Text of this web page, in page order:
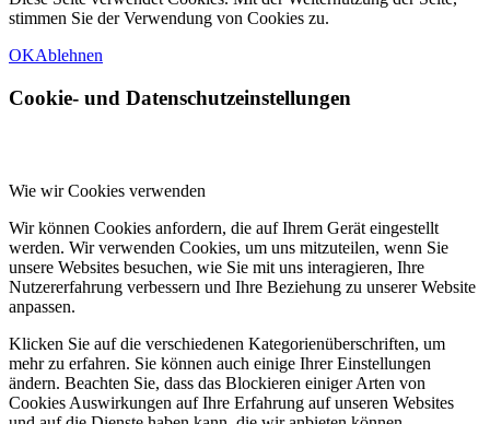
stimmen Sie der Verwendung von Cookies zu.
OKAblehnen
Cookie- und Datenschutzeinstellungen
Wie wir Cookies verwenden
Wir können Cookies anfordern, die auf Ihrem Gerät eingestellt
werden. Wir verwenden Cookies, um uns mitzuteilen, wenn Sie
unsere Websites besuchen, wie Sie mit uns interagieren, Ihre
Nutzererfahrung verbessern und Ihre Beziehung zu unserer Website
anpassen.
Klicken Sie auf die verschiedenen Kategorienüberschriften, um
mehr zu erfahren. Sie können auch einige Ihrer Einstellungen
ändern. Beachten Sie, dass das Blockieren einiger Arten von
Cookies Auswirkungen auf Ihre Erfahrung auf unseren Websites